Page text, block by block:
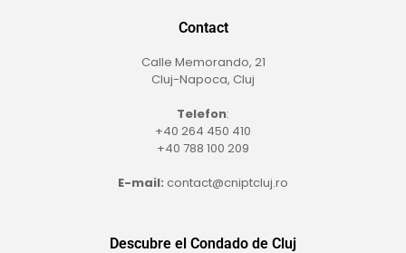
Contact
Calle Memorando, 21
Cluj-Napoca, Cluj
Telefon:
+40 264 450 410
+40 788 100 209
E-mail: contact@cniptcluj.ro
Descubre el Condado de Cluj